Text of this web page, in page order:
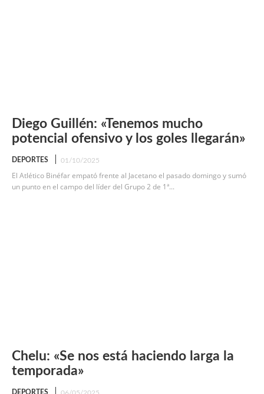
Diego Guillén: «Tenemos mucho
potencial ofensivo y los goles llegarán»
DEPORTES 01/10/2025
El Atlético Binéfar empató frente al Jacetano el pasado domingo y sumó
un punto en el campo del líder del Grupo 2 de 1ª...
Chelu: «Se nos está haciendo larga la
temporada»
DEPORTES